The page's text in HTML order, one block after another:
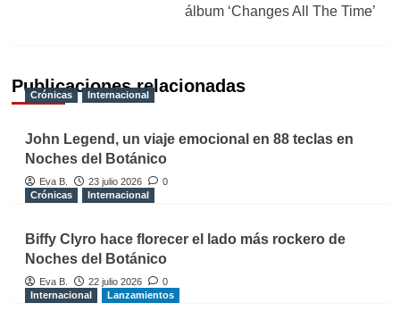
álbum ‘Changes All The Time’
Publicaciones relacionadas
Crónicas Internacional
John Legend, un viaje emocional en 88 teclas en
Noches del Botánico
Eva B. 23 julio 2026
0
Crónicas
Internacional
Biffy Clyro hace florecer el lado más rockero de
Noches del Botánico
Eva B. 22 julio 2026
0
Internacional
Lanzamientos